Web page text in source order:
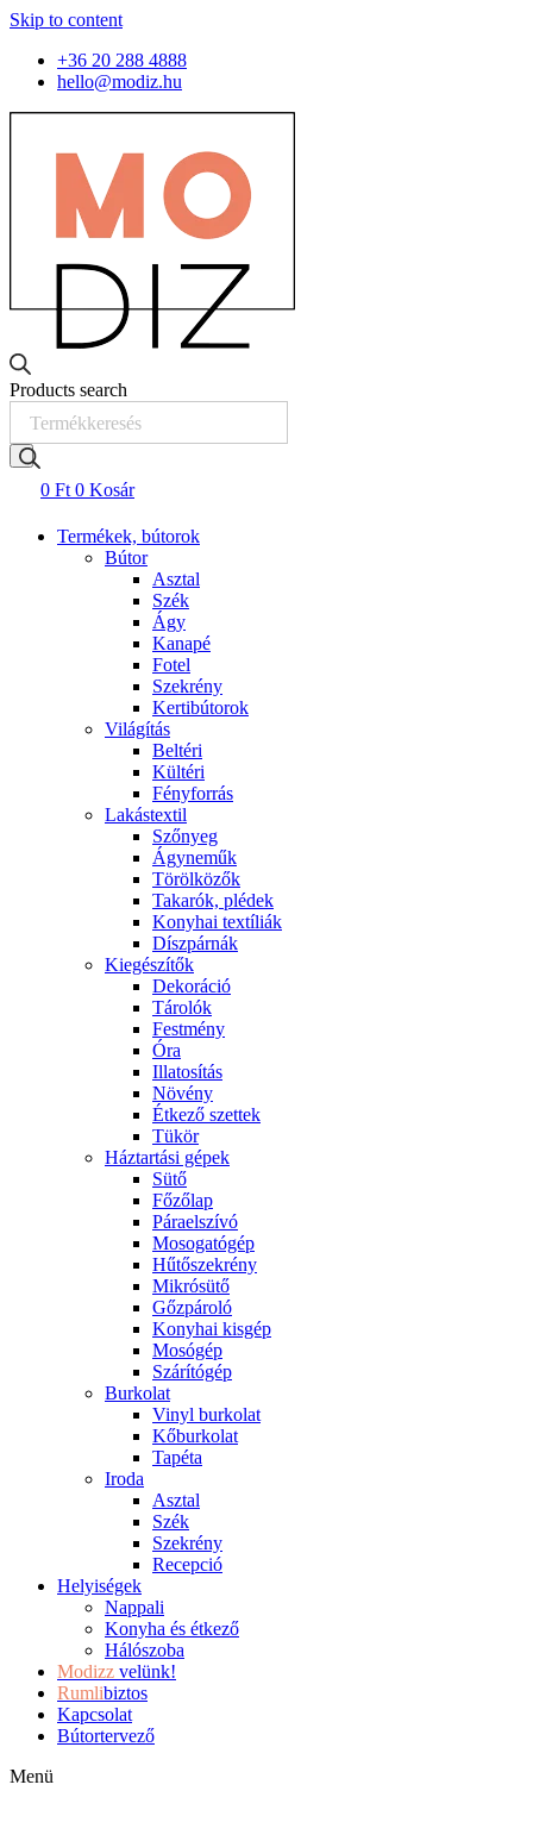
Skip to content
+36 20 288 4888
hello@modiz.hu
Products search
0 Ft 0 Kosár
Termékek, bútorok
Bútor
Asztal
Szék
Ágy
Kanapé
Fotel
Szekrény
Kertibútorok
Világítás
Beltéri
Kültéri
Fényforrás
Lakástextil
Szőnyeg
Ágyneműk
Törölközők
Takarók, plédek
Konyhai textíliák
Díszpárnák
Kiegészítők
Dekoráció
Tárolók
Festmény
Óra
Illatosítás
Növény
Étkező szettek
Tükör
Háztartási gépek
Sütő
Főzőlap
Páraelszívó
Mosogatógép
Hűtőszekrény
Mikrósütő
Gőzpároló
Konyhai kisgép
Mosógép
Szárítógép
Burkolat
Vinyl burkolat
Kőburkolat
Tapéta
Iroda
Asztal
Szék
Szekrény
Recepció
Helyiségek
Nappali
Konyha és étkező
Hálószoba
Modizz velünk!
Rumlibiztos
Kapcsolat
Bútortervező
Menü